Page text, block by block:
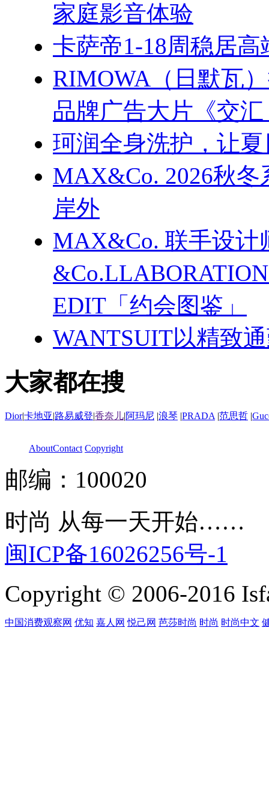
家庭影音体验
卡萨帝1-18周稳居
RIMOWA（日默瓦
品牌广告大片《交
珂润全身洗护，让
MAX&Co. 2026秋
岸外
MAX&Co. 联手设计
EDIT「约会图鉴」
WANTSUIT以精致
大家都在搜
Dior|卡地亚|路易威登|香奈儿|阿玛尼 |浪琴 |PRADA |范思哲 |
AboutContact Copyright
邮编：100020
时尚 从每一天开始……
闽ICP备16026256号-1
Copyright © 2006-2016
中国消费观察网 优知 嘉人网 悦己网 芭莎时尚 时尚 时尚中文